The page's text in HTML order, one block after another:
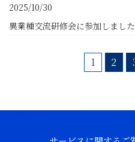
2025/10/30
異業種交流研修会に参加しました
1 2